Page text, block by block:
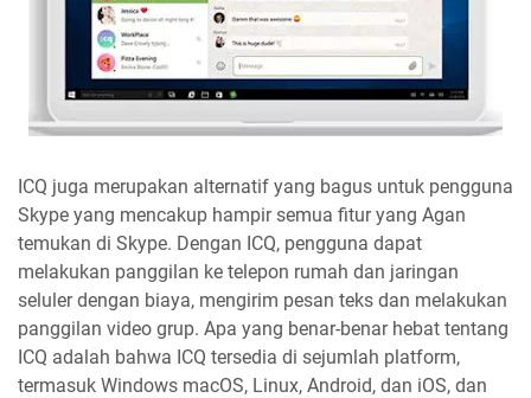
ICQ juga merupakan alternatif yang bagus untuk pengguna
Skype yang mencakup hampir semua fitur yang Agan
temukan di Skype. Dengan ICQ, pengguna dapat
melakukan panggilan ke telepon rumah dan jaringan
seluler dengan biaya, mengirim pesan teks dan melakukan
panggilan video grup. Apa yang benar-benar hebat tentang
ICQ adalah bahwa ICQ tersedia di sejumlah platform,
termasuk Windows macOS, Linux, Android, dan iOS, dan